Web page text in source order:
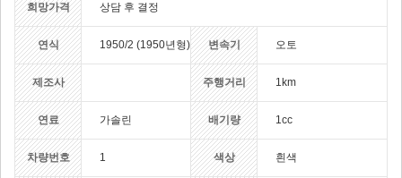
희망가격 상담 후 결정
연식 1950/2 (1950년형) 변속기 오토
제조사 주행거리 1km
연료 가솔린 배기량 1cc
차량번호 1 색상 흰색